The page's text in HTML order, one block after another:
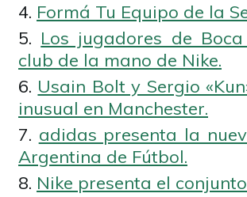
Formá Tu Equipo de la
Los jugadores de
club de la mano de Nike.
Usain Bolt y Sergio
inusual en Manchester.
adidas presenta la
Argentina de Fútbol.
Nike presenta el